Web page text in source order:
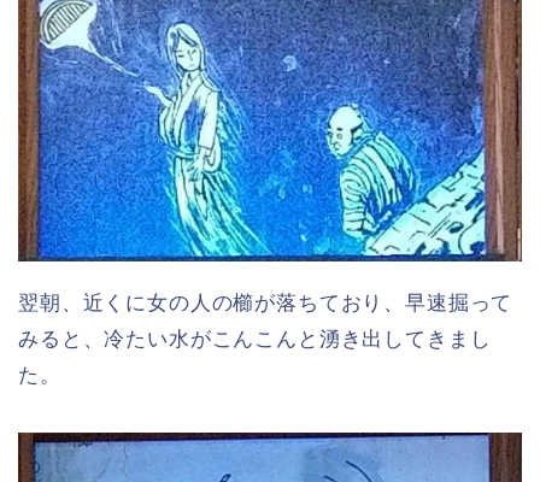
翌朝、近くに女の人の櫛が落ちており、早速掘って
みると、冷たい水がこんこんと湧き出してきまし
た。